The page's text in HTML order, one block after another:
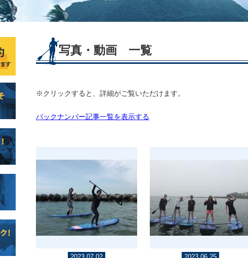
写真・動画 一覧
※クリックすると、詳細がご覧いただけます。
バックナンバー記事一覧を表示する